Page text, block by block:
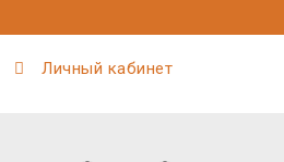
Личный кабинет